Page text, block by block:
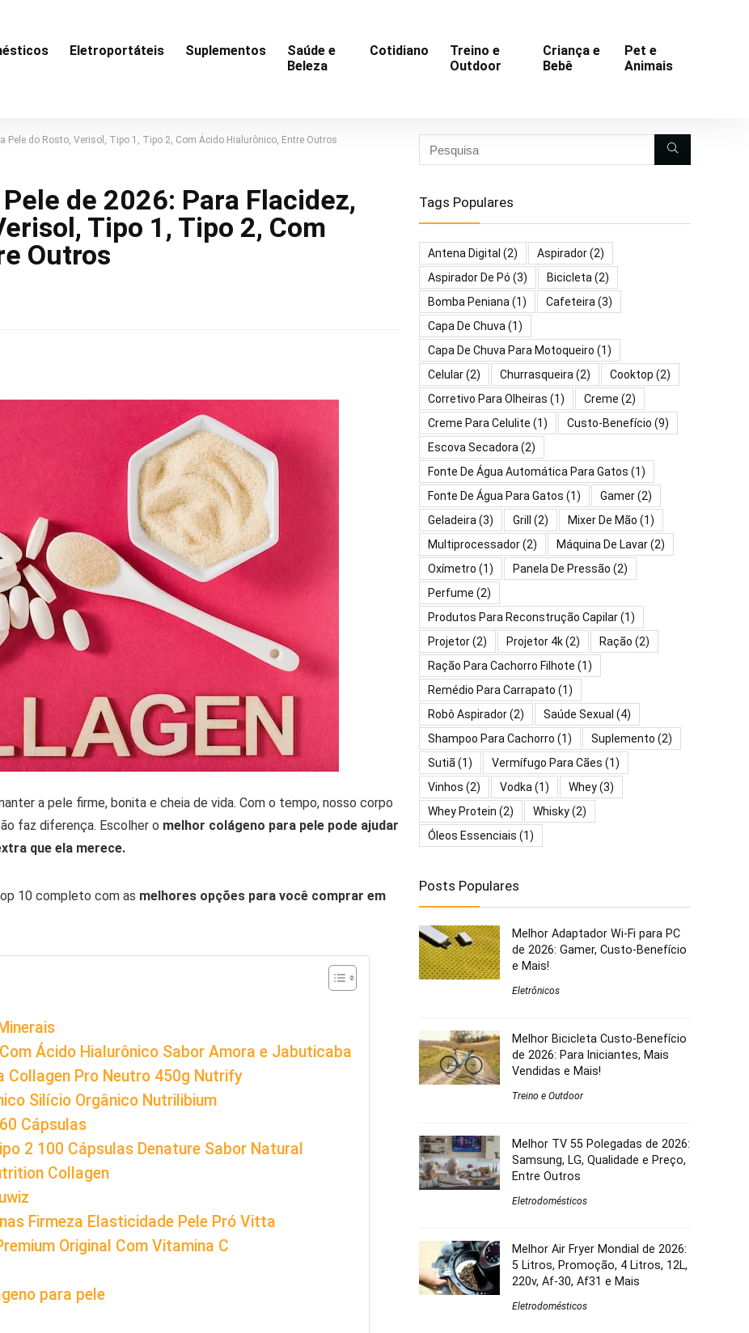
Eletroportáteis Suplementos
Saúde e
Beleza
Cotidiano
Treino e
Outdoor
Criança e
Bebê
Pet e
Animais
Pele do Rosto, Verisol, Tipo 1, Tipo 2, Com Ácido Hialurônico, Entre Outros
de 2026: Para Flacidez,
Tipo 1, Tipo 2, Com
Outros
a pele firme, bonita e cheia de vida. Com o tempo, nosso corpo
faz diferença. Escolher o melhor colágeno para pele pode ajudar
que ela merece.
10 completo com as melhores opções para você comprar em
Ácido Hialurônico Sabor Amora e Jabuticaba
Collagen Pro Neutro 450g Nutrify
Silício Orgânico Nutrilibium
Cápsulas
2 100 Cápsulas Denature Sabor Natural
Collagen
Firmeza Elasticidade Pele Pró Vitta
Original Com Vitamina C
para pele
Tags Populares
Antena Digital (2) Aspirador(2)
Aspirador De Pó (3) Bicicleta (2)
Bomba Peniana (1) Cafeteira (3)
Capa De Chuva (1)
Capa De Chuva Para Motoqueiro (1)
Celular(2) Churrasqueira (2) Cooktop (2)
Corretivo Para Olheiras (1) Creme (2)
Creme Para Celulite (1) Custo-Benefício (9)
Escova Secadora (2)
Fonte De Água Automática Para Gatos (1)
Fonte De Água Para Gatos (1) Gamer(2)
Geladeira (3) Grill (2) Mixer De Mão (1)
Multiprocessador(2) Máquina De Lavar(2)
Oxímetro (1) Panela De Pressão (2)
Perfume (2)
Produtos Para Reconstrução Capilar(1)
Projetor(2) Projetor 4k(2) Ração (2)
Ração Para Cachorro Filhote (1)
Remédio Para Carrapato (1)
Robô Aspirador(2) Saúde Sexual (4)
Shampoo Para Cachorro (1) Suplemento (2)
Sutiã (1) Vermífugo Para Cães (1)
Vinhos (2) Vodka (1) Whey(3)
Whey Protein (2) Whisky(2)
Óleos Essenciais (1)
Posts Populares
Melhor Adaptador Wi-Fi para PC
de 2026: Gamer, Custo-Benefício
e Mais!
Eletrônicos
Melhor Bicicleta Custo-Benefício
de 2026: Para Iniciantes, Mais
Vendidas e Mais!
Treino e Outdoor
Melhor TV 55 Polegadas de 2026:
Samsung, LG, Qualidade e Preço,
Entre Outros
Eletrodomésticos
Melhor Air Fryer Mondial de 2026:
5 Litros, Promoção, 4 Litros, 12L,
220v, Af-30, Af31 e Mais
Eletrodomésticos